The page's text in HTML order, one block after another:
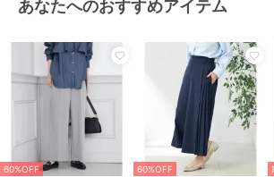
あなたへのおすすめアイテム
60%OFF 60%OFF